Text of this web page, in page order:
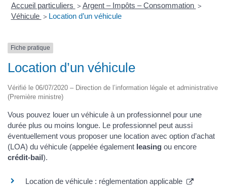
Accueil particuliers > Argent – Impôts – Consommation >
Véhicule > Location d’un véhicule
Fiche pratique
Location d’un véhicule
Vérifié le 06/07/2020 – Direction de l’information légale et administrative
(Première ministre)
Vous pouvez louer un véhicule à un professionnel pour une
durée plus ou moins longue. Le professionnel peut aussi
éventuellement vous proposer une location avec option d’achat
(LOA) du véhicule (appelée également leasing ou encore
crédit-bail).
Location de véhicule : réglementation applicable